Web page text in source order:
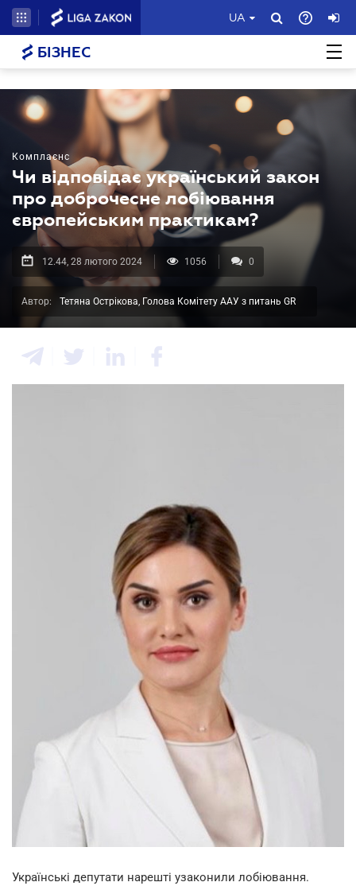
UA
БІЗНЕС
Комплаєнс
Чи відповідає український закон
про доброчесне лобіювання
європейським практикам?
12.44, 28 лютого 2024 1056 0
Автор: Тетяна Острікова, Голова Комітету ААУ з питань GR
Українські депутати нарешті узаконили лобіювання.